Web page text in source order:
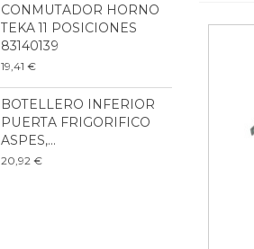
CONMUTADOR HORNO
TEKA 11 POSICIONES
83140139
19,41 €
BOTELLERO INFERIOR
PUERTA FRIGORIFICO
ASPES,...
20,92 €